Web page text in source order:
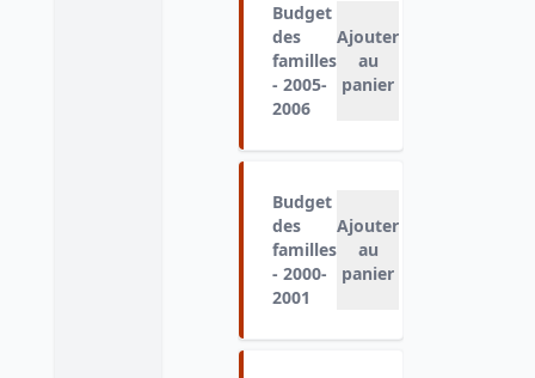
Budget
des
familles
- 2005-
2006
Ajouter
au
panier
Budget
des
familles
- 2000-
2001
Ajouter
au
panier